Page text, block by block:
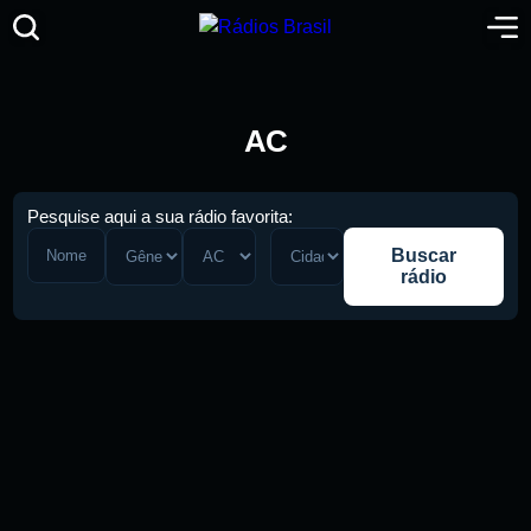
AC
Pesquise aqui a sua rádio favorita:
Buscar
rádio